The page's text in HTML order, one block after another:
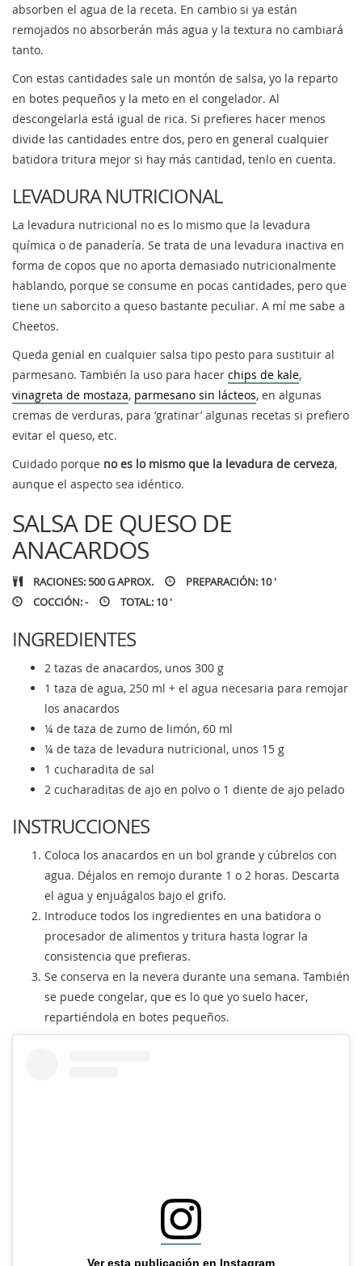
absorben el agua de la receta. En cambio si ya están
remojados no absorberán más agua y la textura no cambiará
tanto.
Con estas cantidades sale un montón de salsa, yo la reparto
en botes pequeños y la meto en el congelador. Al
descongelarla está igual de rica. Si prefieres hacer menos
divide las cantidades entre dos, pero en general cualquier
batidora tritura mejor si hay más cantidad, tenlo en cuenta.
LEVADURA NUTRICIONAL
La levadura nutricional no es lo mismo que la levadura
química o de panadería. Se trata de una levadura inactiva en
forma de copos que no aporta demasiado nutricionalmente
hablando, porque se consume en pocas cantidades, pero que
tiene un saborcito a queso bastante peculiar. A mí me sabe a
Cheetos.
Queda genial en cualquier salsa tipo pesto para sustituir al
parmesano. También la uso para hacer chips de kale,
vinagreta de mostaza, parmesano sin lácteos, en algunas
cremas de verduras, para ‘gratinar’ algunas recetas si prefiero
evitar el queso, etc.
Cuidado porque no es lo mismo que la levadura de cerveza,
aunque el aspecto sea idéntico.
SALSA DE QUESO DE
ANACARDOS
RACIONES: 500 G APROX.
PREPARACIÓN: 10 '
COCCIÓN: -
TOTAL: 10 '
INGREDIENTES
2 tazas de anacardos, unos 300 g
1 taza de agua, 250 ml + el agua necesaria para remojar
los anacardos
¼ de taza de zumo de limón, 60 ml
¼ de taza de levadura nutricional, unos 15 g
1 cucharadita de sal
2 cucharaditas de ajo en polvo o 1 diente de ajo pelado
INSTRUCCIONES
Coloca los anacardos en un bol grande y cúbrelos con
agua. Déjalos en remojo durante 1 o 2 horas. Descarta
el agua y enjuágalos bajo el grifo.
Introduce todos los ingredientes en una batidora o
procesador de alimentos y tritura hasta lograr la
consistencia que prefieras.
Se conserva en la nevera durante una semana. También
se puede congelar, que es lo que yo suelo hacer,
repartiéndola en botes pequeños.
Ver esta publicación en Instagram